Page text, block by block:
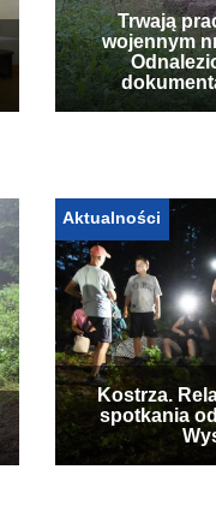
Trwają
wojennym
Aktualności
Kostrza.
spotkania